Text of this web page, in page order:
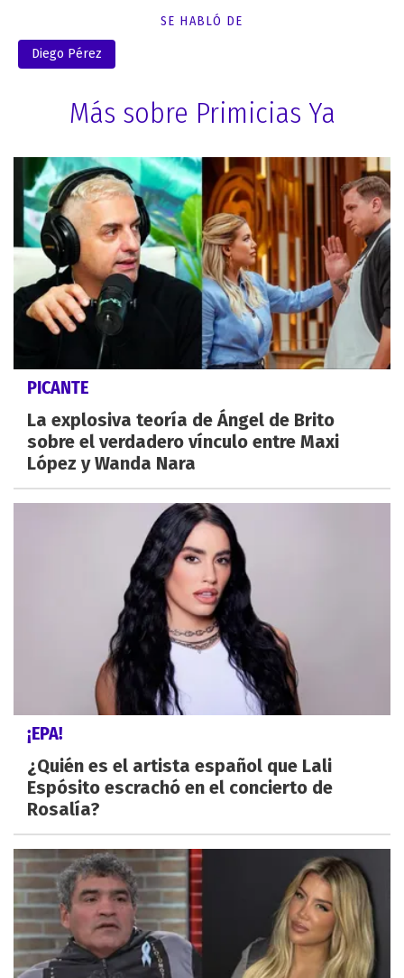
SE HABLÓ DE
Diego Pérez
Más sobre Primicias Ya
PICANTE
La explosiva teoría de Ángel de Brito
sobre el verdadero vínculo entre Maxi
López y Wanda Nara
¡EPA!
¿Quién es el artista español que Lali
Espósito escrachó en el concierto de
Rosalía?